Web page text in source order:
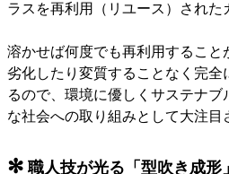
ラスを再利用（リユース）された
溶かせば何度でも再利用するこ
劣化したり変質することなく完全
るので、環境に優しくサステナブ
な社会への取り組みとして大注目
✻ 職人技が光る「型吹き成形」